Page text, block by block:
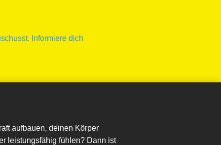
Informiere dich
aufbauen, deinen Körper
leistungsfähig fühlen? Dann ist